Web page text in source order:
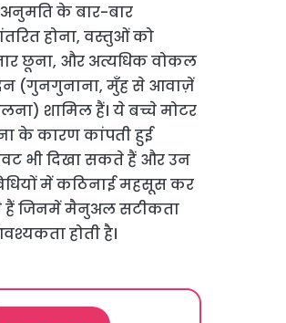
अनुमति के बार-बार
होना, वस्तुओं को
छूना, और अत्यधिक वोकल
(गुनगुनाना, मुँह से आवाज़ें
शामिल हैं। ये बच्चे मोटर
के कारण कांपती हुई
भी दिखा सकते हैं और उन
में कठिनाई महसूस कर
जिनमें मैनुअल सटीकता
होती है।